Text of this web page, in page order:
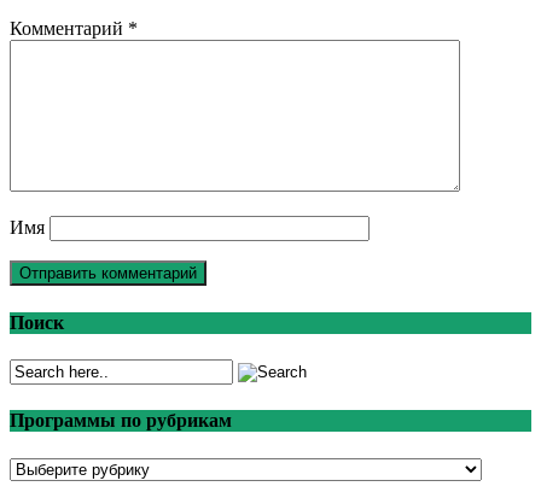
Комментарий *
Имя
Поиск
Программы по рубрикам
Программы